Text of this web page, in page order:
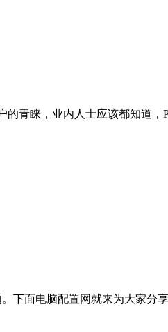
的青睐，业内人士应该都知道
下面电脑配置网就来为大家分